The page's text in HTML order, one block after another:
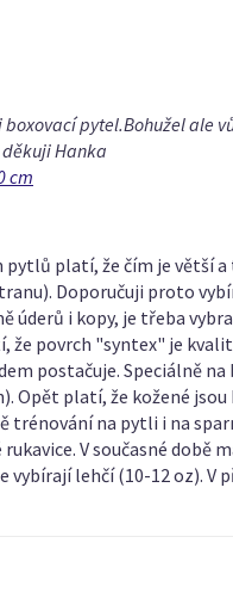
pytel.Bohužel ale
Hanka
cm
pytlů platí, že čím je větší
Doporučuji proto
úderů i kopy, je třeba
že povrch "syntex" je
postačuje. Speciálně
Opět platí, že kožené
trénování na pytli i na
V současné době
vybírají lehčí (10-12 oz).